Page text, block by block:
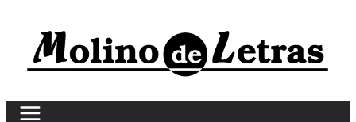
content